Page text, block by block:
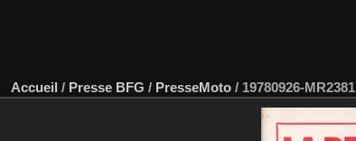
Accueil / Presse BFG / PresseMoto / 19780926-MR2381